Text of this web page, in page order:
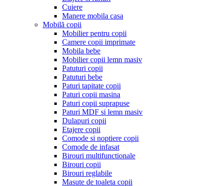
Cuiere
Manere mobila casa
Mobilă copii
Mobilier pentru copii
Camere copii imprimate
Mobila bebe
Mobilier copii lemn masiv
Patuturi copii
Patuturi bebe
Paturi tapitate copii
Paturi copii masina
Paturi copii suprapuse
Paturi MDF si lemn masiv
Dulapuri copii
Etajere copii
Comode si noptiere copii
Comode de infasat
Birouri multifunctionale
Birouri copii
Birouri reglabile
Masute de toaleta copii